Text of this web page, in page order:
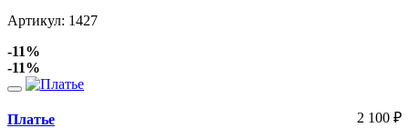
Артикул: 1427
-11%
-11%
Платье 2 100 ₽